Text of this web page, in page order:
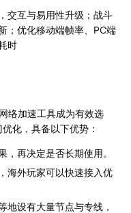
交互与易用性升级；战斗
；优化移动端帧率、PC端
时
络加速工具成为有效选
化，具备以下优势：
，再决定是否长期使用。
海外玩家可以快速接入优
地设有大量节点与专线，